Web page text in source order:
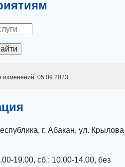
изменений: 05.09.2023
г. Абакан, ул. Крылова
19.00, сб.: 10.00-14.00, без